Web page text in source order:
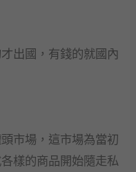
出國，有錢的就國內
市場，這市場為當初
樣的商品開始隨走私